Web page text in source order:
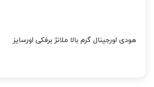
هودی اورجینال گرم بالا ملانژ برفکی اورسایز